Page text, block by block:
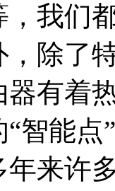
，我们
，除了
器有着
“智能点
年来许